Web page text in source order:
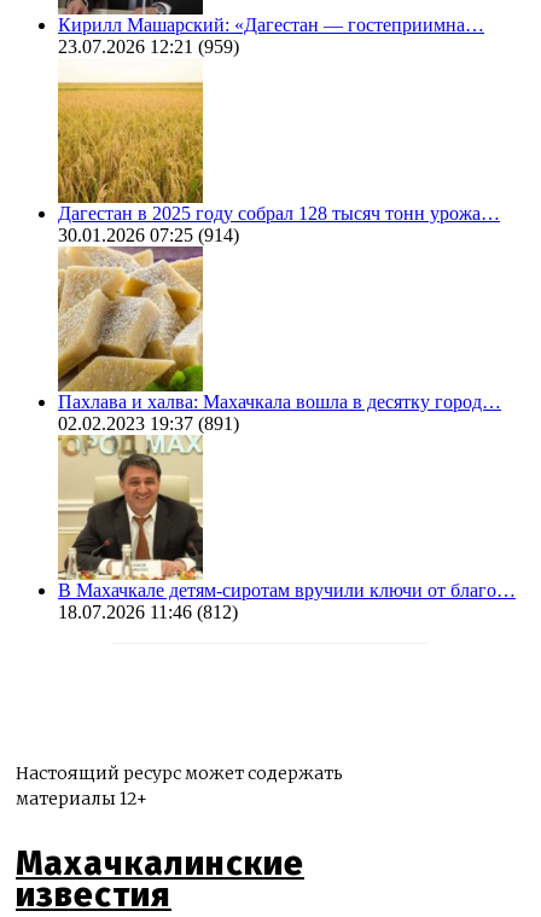
Кирилл Машарский: «Дагестан — гостеприимна…
23.07.2026 12:21 (959)
Дагестан в 2025 году собрал 128 тысяч тонн урожа…
30.01.2026 07:25 (914)
Пахлава и халва: Махачкала вошла в десятку город…
02.02.2023 19:37 (891)
В Махачкале детям-сиротам вручили ключи от благо…
18.07.2026 11:46 (812)
Настоящий ресурс может содержать
материалы 12+
Махачкалинские
известия